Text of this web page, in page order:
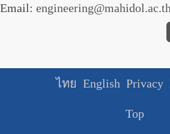
Email: engineering@mahidol.ac.th
ไทย English Privacy
Top